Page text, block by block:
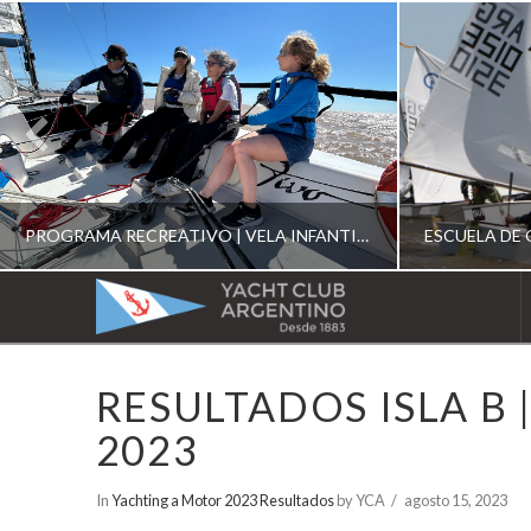
PROGRAMA RECREATIVO | VELA INFANTIL, JUVENIL Y DE CRUCERO 2026
ESCUELA RECREATIVA 2026
YACHT
CLUB
ARGENTINO
RESULTADOS ISLA
2023
InYachting a Motor 2023 Resultadosby YCA agosto 15, 2023